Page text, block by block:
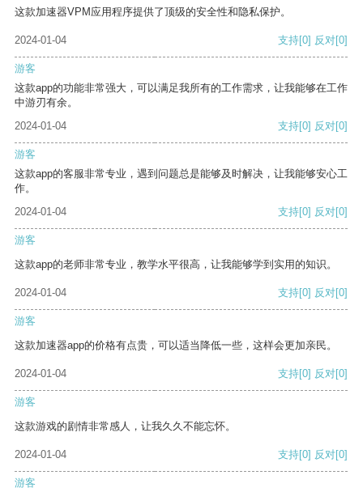
这款加速器VPM应用程序提供了顶级的安全性和隐私保护。
2024-01-04 支持[0] 反对[0]
游客
这款app的功能非常强大，可以满足我所有的工作需求，让我能够在工作
中游刃有余。
2024-01-04
支持[0] 反对[0]
游客
这款app的客服非常专业，遇到问题总是能够及时解决，让我能够安心工
作。
2024-01-04
支持[0] 反对[0]
游客
这款app的老师非常专业，教学水平很高，让我能够学到实用的知识。
2024-01-04 支持[0] 反对[0]
游客
这款加速器app的价格有点贵，可以适当降低一些，这样会更加亲民。
2024-01-04 支持[0] 反对[0]
游客
这款游戏的剧情非常感人，让我久久不能忘怀。
2024-01-04 支持[0] 反对[0]
游客